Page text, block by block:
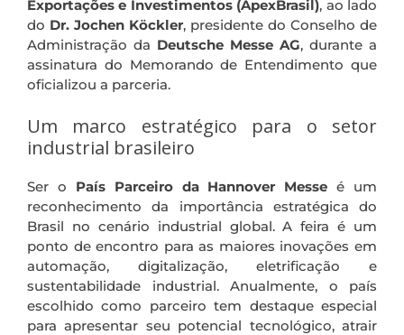
Exportações e Investimentos (ApexBrasil), ao lado
do Dr. Jochen Köckler, presidente do Conselho de
Administração da Deutsche Messe AG, durante a
assinatura do Memorando de Entendimento que
oficializou a parceria.
Um marco estratégico para o setor
industrial brasileiro
Ser o País Parceiro da Hannover Messe é um
reconhecimento da importância estratégica do
Brasil no cenário industrial global. A feira é um
ponto de encontro para as maiores inovações em
automação, digitalização, eletrificação e
sustentabilidade industrial. Anualmente, o país
escolhido como parceiro tem destaque especial
para apresentar seu potencial tecnológico, atrair